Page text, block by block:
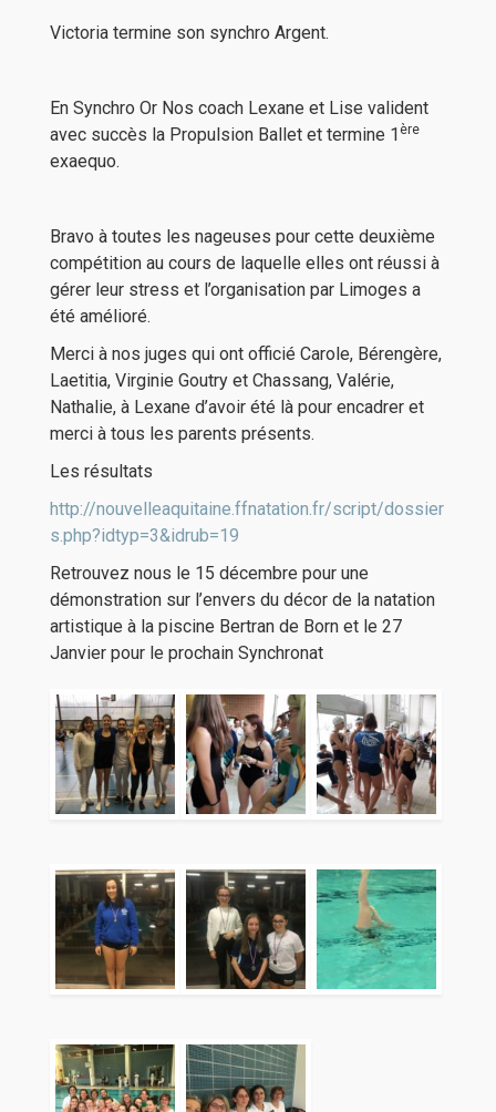
Victoria termine son synchro Argent.
En Synchro Or Nos coach Lexane et Lise valident
avec succès la Propulsion Ballet et termine 1 ère
exaequo.
Bravo à toutes les nageuses pour cette deuxième
compétition au cours de laquelle elles ont réussi à
gérer leur stress et l’organisation par Limoges a
été amélioré.
Merci à nos juges qui ont officié Carole, Bérengère,
Laetitia, Virginie Goutry et Chassang, Valérie,
Nathalie, à Lexane d’avoir été là pour encadrer et
merci à tous les parents présents.
Les résultats
http://nouvelleaquitaine.ffnatation.fr/script/dossier
s.php?idtyp=3&idrub=19
Retrouvez nous le 15 décembre pour une
démonstration sur l’envers du décor de la natation
artistique à la piscine Bertran de Born et le 27
Janvier pour le prochain Synchronat